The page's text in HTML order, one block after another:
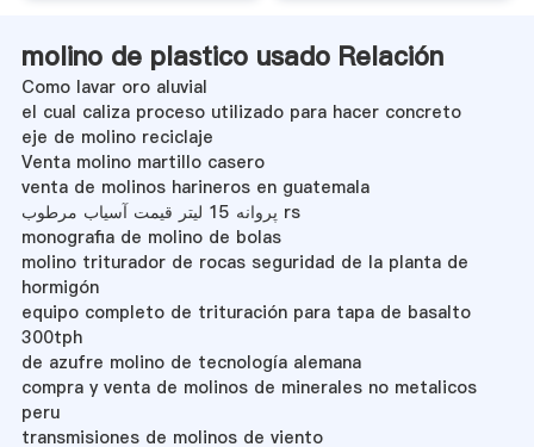
molino de plastico usado Relación
Como lavar oro aluvial
el cual caliza proceso utilizado para hacer concreto
eje de molino reciclaje
Venta molino martillo casero
venta de molinos harineros en guatemala
پروانه 15 لیتر قیمت آسیاب مرطوب rs
monografia de molino de bolas
molino triturador de rocas seguridad de la planta de
hormigón
equipo completo de trituración para tapa de basalto
300tph
de azufre molino de tecnología alemana
compra y venta de molinos de minerales no metalicos
peru
transmisiones de molinos de viento